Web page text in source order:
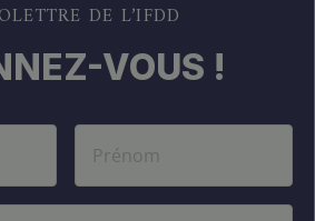
DE L’IFDD
VOUS !